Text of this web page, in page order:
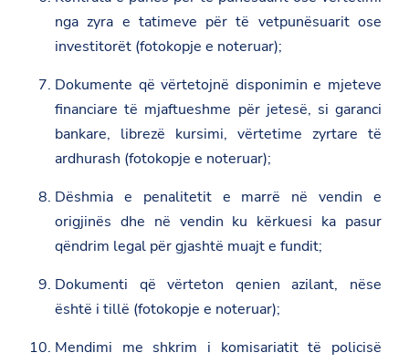
nga zyra e tatimeve për të vetpunësuarit ose
investitorët (fotokopje e noteruar);
Dokumente që vërtetojnë disponimin e mjeteve
financiare të mjaftueshme për jetesë, si garanci
bankare, librezë kursimi, vërtetime zyrtare të
ardhurash (fotokopje e noteruar);
Dëshmia e penalitetit e marrë në vendin e
origjinës dhe në vendin ku kërkuesi ka pasur
qëndrim legal për gjashtë muajt e fundit;
Dokumenti që vërteton qenien azilant, nëse
është i tillë (fotokopje e noteruar);
Mendimi me shkrim i komisariatit të policisë